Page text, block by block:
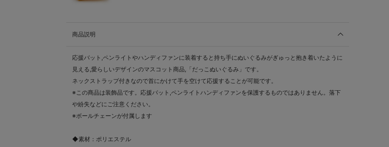
商品説明
応援バット,ペンライトやハンディファンに装着すると持ち手にぬいぐるみがぎゅっと抱き着いたように
見える,愛らしいデザインのマスコット商品,「だっこぬいぐるみ」です。
ネックストラップ付きなので首にかけて手を空けて応援することが可能です。
※この商品は装飾品です。応援バット,ペンライトハンディファンを保護するものではありません。落下
や紛失などにご注意ください。
※ボールチェーンが付属します
◆素材：ポリエステル